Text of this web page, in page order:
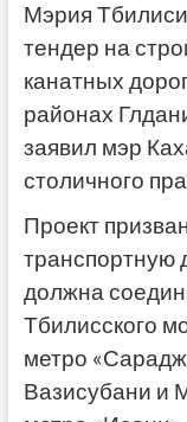
Мэрия
тендер на
канатных
районах
заявил мэр
столичного
Проект
транспортную
должна
Тбилисского
метро
Вазисубани и